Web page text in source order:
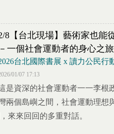
8【台北現場】藝術家也能
－一個社會運動者的身心之
台北國際書展 x 讀力公民行
01/07 17:13
是資深的社會運動者一一李根
兩個島嶼之間，社會運動理想
來來回回的多重對話。